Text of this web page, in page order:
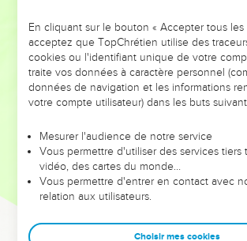
NE MANQUEZ PAS
DE L’ANNÉE !
ET SI LEURS ERREURS POUVAIENT
VOTRES ?
leur foi ou leur vision. Mais on voit moins les
et les saisons difficiles qu'ils ont traversés,
sont elles qui les ont façonnés.
Dans cette conférence, leaders,
clés pour avancer avec plus de sagesse afin
En cliquant sur le bouton « Accepter tous les
acceptez que TopChrétien utilise des
cookies ou l'identifiant unique de votre
traite vos données à caractère personnel
données de navigation et les informations
votre compte utilisateur) dans les buts
Mesurer l'audience de notre service
Vous permettre d'utiliser des services tiers
vidéo, des cartes du monde…
Vous permettre d'entrer en contact avec
relation aux utilisateurs.
Choisir mes cookies